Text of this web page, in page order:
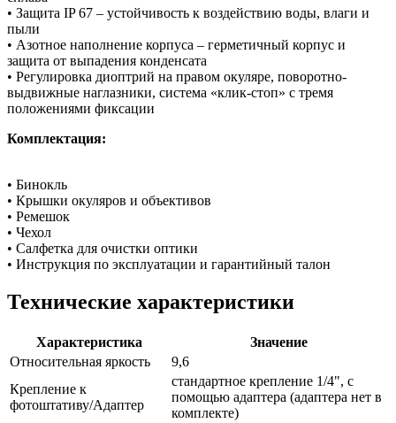
• Защита IP 67 – устойчивость к воздействию воды, влаги и
пыли
• Азотное наполнение корпуса – герметичный корпус и
защита от выпадения конденсата
• Регулировка диоптрий на правом окуляре, поворотно-
выдвижные наглазники, система «клик-стоп» с тремя
положениями фиксации
Комплектация:
• Бинокль
• Крышки окуляров и объективов
• Ремешок
• Чехол
• Салфетка для очистки оптики
• Инструкция по эксплуатации и гарантийный талон
Технические характеристики
Характеристика
Значение
Относительная яркость
9,6
Крепление к
фотоштативу/Адаптер
стандартное крепление 1/4", с
помощью адаптера (адаптера нет в
комплекте)